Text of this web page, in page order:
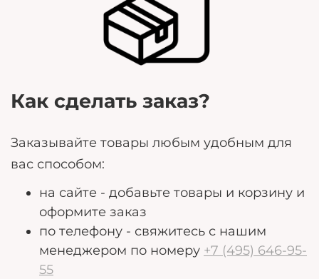
могут помочь нам лучше удовлетворить ваши
потребности.
Как сделать заказ?
Заказывайте товары любым удобным для
вас способом:
на сайте - добавьте товары и корзину и
оформите заказ
по телефону - свяжитесь с нашим
менеджером по номеру +7 (495) 646-95-
55